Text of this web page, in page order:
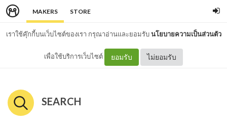
MAKERS STORE
เราใช้คุ๊กกี้บนเว็บไซต์ของเรา กรุณาอ่านและยอมรับนโยบายความเป็นส่วนตัว
เพื่อใช้บริการเว็บไซต์ ยอมรับ ไม่ยอมรับ
SEARCH